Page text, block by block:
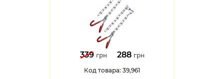
339 грн 288 грн
Код товара: 39,961